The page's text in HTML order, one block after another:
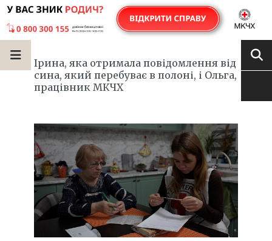
Ірина, яка отримала повідомлення від
сина, який перебуває в полоні, і Ольга,
працівник МКЧХ